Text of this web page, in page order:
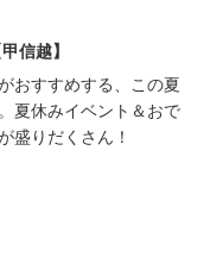
信越】
おすすめする、この夏
夏休みイベント＆おで
盛りだくさん！